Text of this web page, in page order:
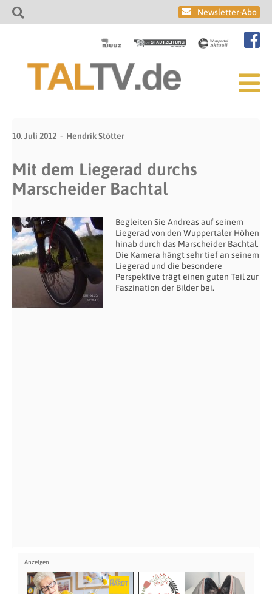
Newsletter-Abo
10. Juli 2012 Hendrik Stötter
Mit dem Liegerad durchs
Marscheider Bachtal
Begleiten Sie Andreas auf seinem
Liegerad von den Wuppertaler Höhen
hinab durch das Marscheider Bachtal.
Die Kamera hängt sehr tief an seinem
Liegerad und die besondere
Perspektive trägt einen guten Teil zur
Faszination der Bilder bei.